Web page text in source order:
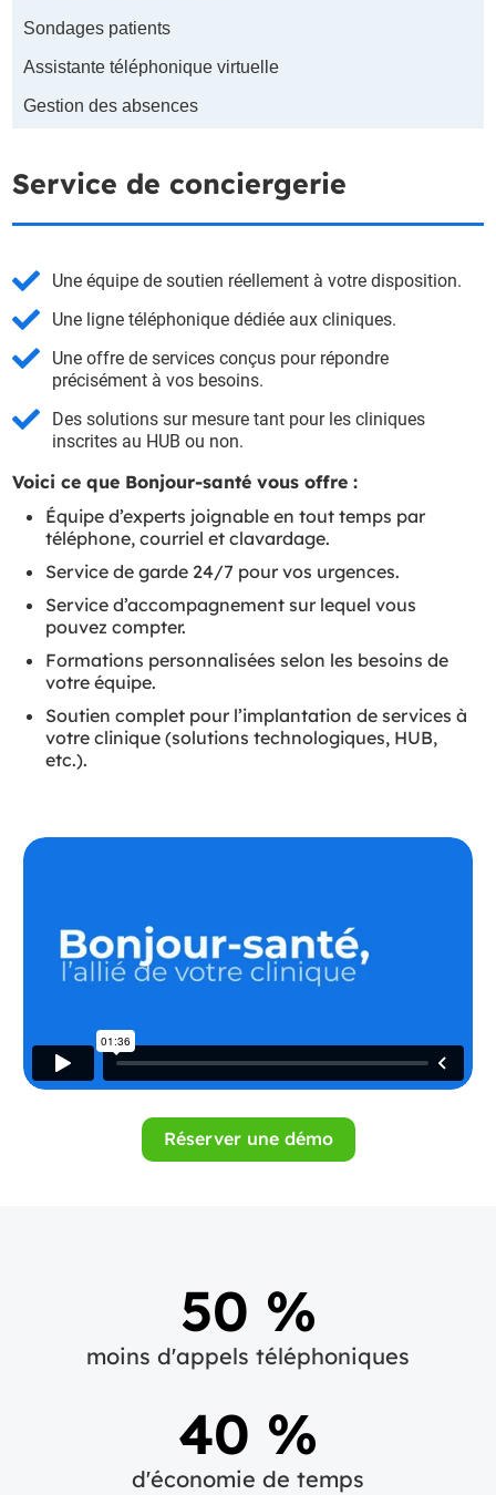
Sondages patients
Assistante téléphonique virtuelle
Gestion des absences
Service de conciergerie
 Une équipe de soutien réellement à votre disposition.
 Une ligne téléphonique dédiée aux cliniques.

Une offre de services conçus pour répondre
précisément à vos besoins.

Des solutions sur mesure tant pour les cliniques
inscrites au HUB ou non.
Voici ce que Bonjour-santé vous offre :
Équipe d’experts joignable en tout temps par
téléphone, courriel et clavardage.
Service de garde 24/7 pour vos urgences.
Service d’accompagnement sur lequel vous
pouvez compter.
Formations personnalisées selon les besoins de
votre équipe.
Soutien complet pour l’implantation de services à
votre clinique (solutions technologiques, HUB,
etc.).
Réserver une démo
50 %
moins d'appels téléphoniques
40 %
d'économie de temps